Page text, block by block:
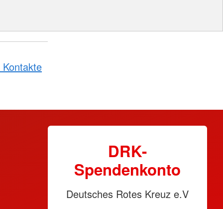
DRK-
Spendenkonto
Deutsches Rotes Kreuz e.V